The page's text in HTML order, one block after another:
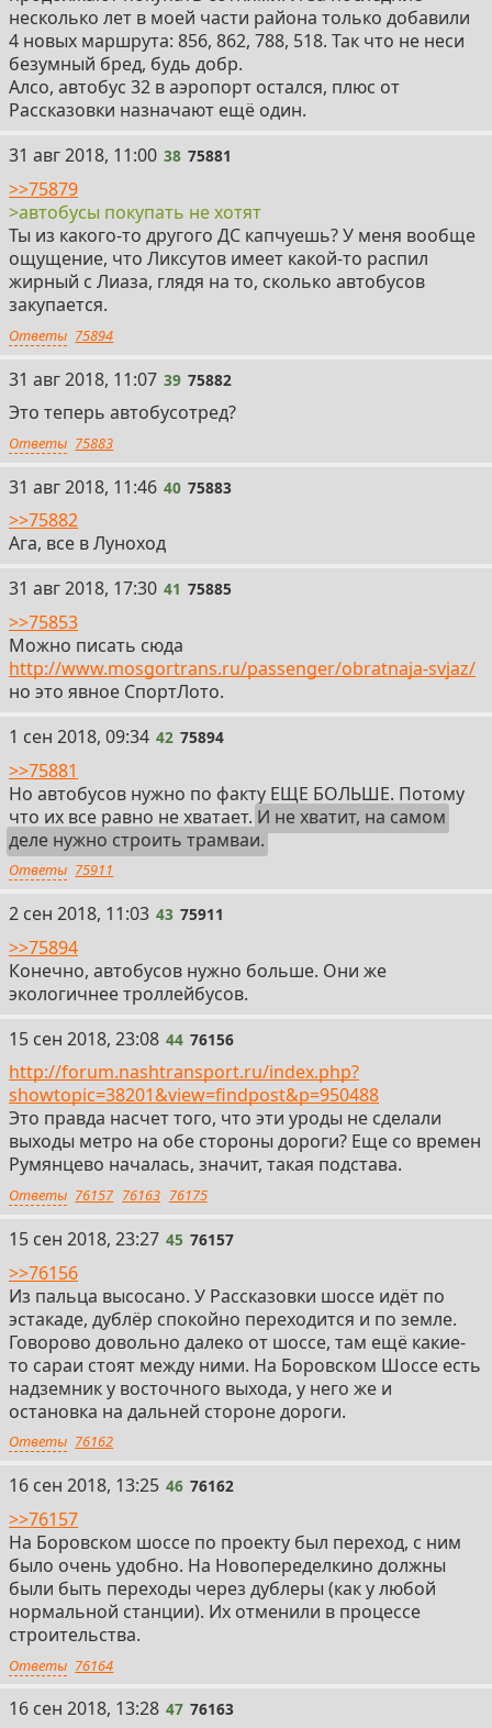
несколько лет в моей части района только добавили
4 новых маршрута: 856, 862, 788, 518. Так что не неси
безумный бред, будь добр.
Алсо, автобус 32 в аэропорт остался, плюс от
Рассказовки назначают ещё один.
38
31 авг 2018, 11:00 38 75881
>>75879
>автобусы покупать не хотят
Ты из какого-то другого ДС капчуешь? У меня вообще
ощущение, что Ликсутов имеет какой-то распил
жирный с Лиаза, глядя на то, сколько автобусов
закупается.
Ответы 75894
39
31 авг 2018, 11:07 39 75882
Это теперь автобусотред?
Ответы 75883
40
31 авг 2018, 11:46 40 75883
>>75882
Ага, все в Луноход
41
31 авг 2018, 17:30 41 75885
>>75853
Можно писать сюда
http://www.mosgortrans.ru/passenger/obratnaja-svjaz/
но это явное СпортЛото.
42
1 сен 2018, 09:34 42 75894
>>75881
Но автобусов нужно по факту ЕЩЕ БОЛЬШЕ. Потому
что их все равно не хватает. И не хватит, на самом
деле нужно строить трамваи.
Ответы 75911
43
2 сен 2018, 11:03 43 75911
>>75894
Конечно, автобусов нужно больше. Они же
экологичнее троллейбусов.
44
15 сен 2018, 23:08 44 76156
http://forum.nashtransport.ru/index.php?
showtopic=38201&view=findpost&p=950488
Это правда насчет того, что эти уроды не сделали
выходы метро на обе стороны дороги? Еще со времен
Румянцево началась, значит, такая подстава.
Ответы 76157 76163 76175
45
15 сен 2018, 23:27 45 76157
>>76156
Из пальца высосано. У Рассказовки шоссе идёт по
эстакаде, дублёр спокойно переходится и по земле.
Говорово довольно далеко от шоссе, там ещё какие-
то сараи стоят между ними. На Боровском Шоссе есть
надземник у восточного выхода, у него же и
остановка на дальней стороне дороги.
Ответы 76162
46
16 сен 2018, 13:25 46 76162
>>76157
На Боровском шоссе по проекту был переход, с ним
было очень удобно. На Новопеределкино должны
были быть переходы через дублеры (как у любой
нормальной станции). Их отменили в процессе
строительства.
Ответы 76164
47
16 сен 2018, 13:28 47 76163